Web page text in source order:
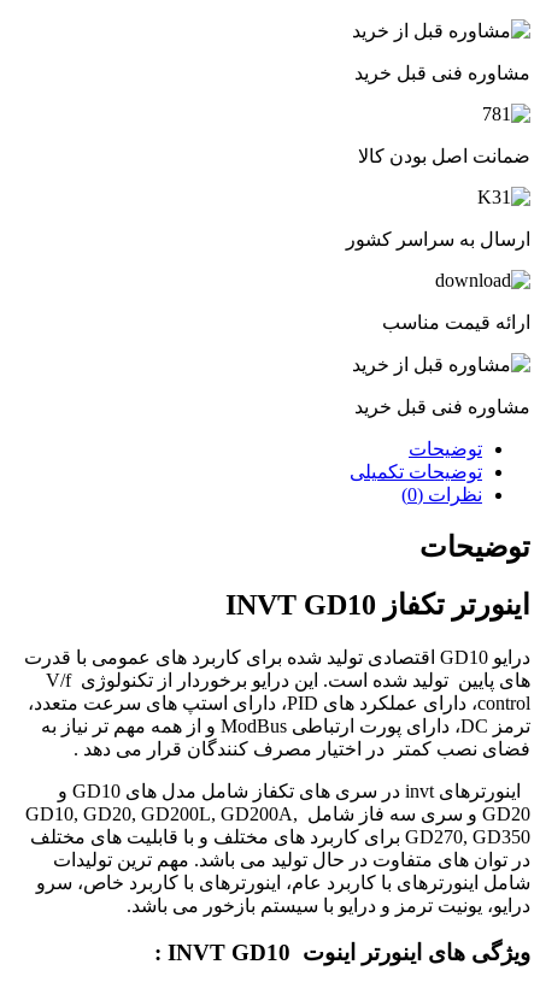
مشاوره فنی قبل خرید
ضمانت اصل بودن کالا
ارسال به سراسر کشور
ارائه قیمت مناسب
مشاوره فنی قبل خرید
توضیحات
توضیحات تکمیلی
نظرات (0)
توضیحات
اينورتر تكفاز INVT GD10
درایو GD10 اقتصادی تولید شده برای کاربرد های عمومی با قدرت
های پایین تولید شده است. این درایو برخوردار از تکنولوژی V/f
control، دارای عملکرد های PID، دارای استپ های سرعت متعدد،
ترمز DC، دارای پورت ارتباطی ModBus و از همه مهم تر نیاز به
فضای نصب کمتر در اختیار مصرف کنندگان قرار می دهد .
اینورترهای invt در سری های تکفاز شامل مدل های GD10 و
GD20 و سری سه فاز شامل GD10, GD20, GD200L, GD200A,
GD270, GD350 برای کاربرد های مختلف و با قابلیت های مختلف
در توان های متفاوت در حال تولید می باشد. مهم ترین تولیدات
شامل اینورترهای با کاربرد عام، اینورترهای با کاربرد خاص، سرو
درایو، یونیت ترمز و درایو با سیستم بازخور می باشد.
ویژگی های اینورتر اینوت INVT GD10 :